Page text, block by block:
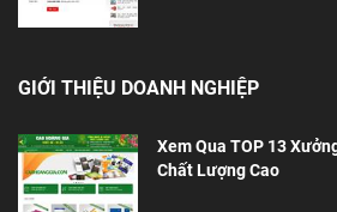
GIỚI THIỆU DOANH NGHIỆP
Xem Qua TOP 13
Chất Lượng Cao